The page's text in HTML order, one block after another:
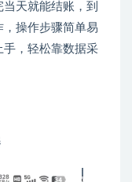
天就能结账，到
操作步骤简单易
手，轻松靠数据采